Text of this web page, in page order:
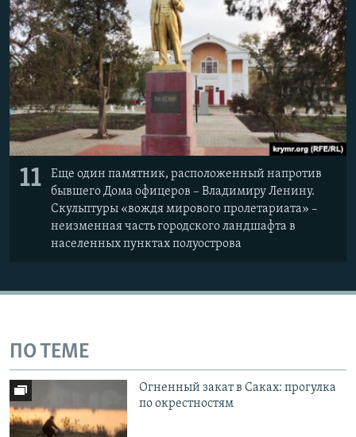
11
Еще один памятник, расположенный напротив
бывшего Дома офицеров – Владимиру Ленину.
Скульптуры «вождя мирового пролетариата» –
неизменная часть городского ландшафта в
населенных пунктах полуострова
ПО ТЕМЕ
Огненный закат в Саках: прогулка
по окрестностям